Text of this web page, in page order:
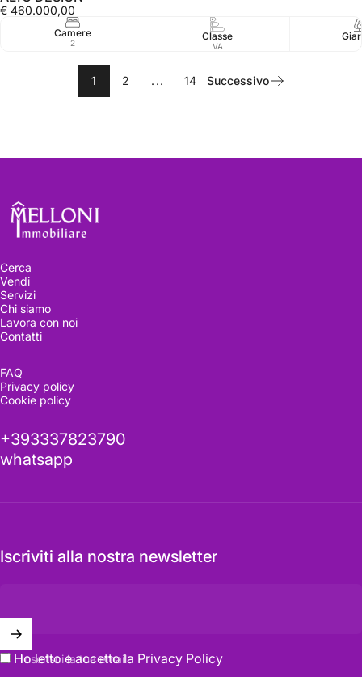
€ 460.000,00
Camere
2
Classe
VA
1 2 ... 14 Successivo
Melloni immobiliare
Cerca
Vendi
Servizi
Chi siamo
Lavora con noi
Contatti
FAQ
Privacy policy
Cookie policy
+393337823790
whatsapp
Iscriviti alla nostra newsletter
Inserisci la tua email
Ho letto e accetto la Privacy Policy